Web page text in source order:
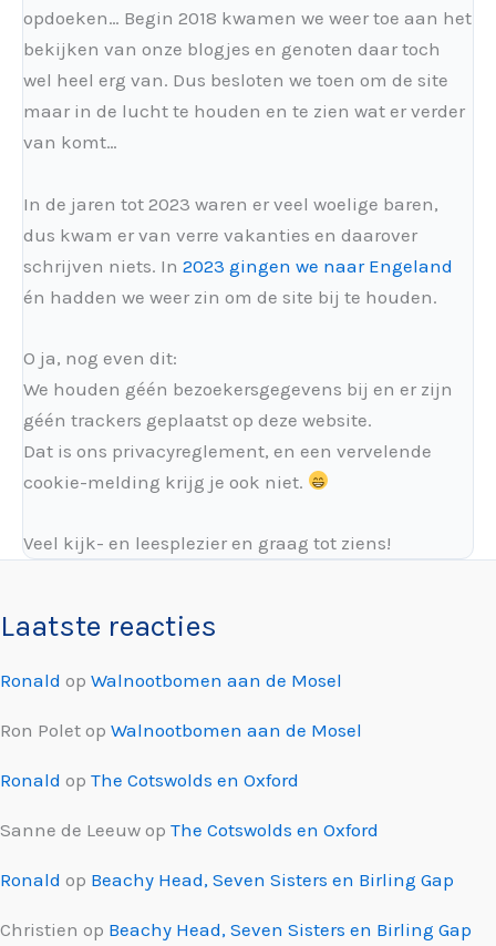
opdoeken… Begin 2018 kwamen we weer toe aan het
bekijken van onze blogjes en genoten daar toch
wel heel erg van. Dus besloten we toen om de site
maar in de lucht te houden en te zien wat er verder
van komt…
In de jaren tot 2023 waren er veel woelige baren,
dus kwam er van verre vakanties en daarover
schrijven niets. In 2023 gingen we naar Engeland
én hadden we weer zin om de site bij te houden.
O ja, nog even dit:
We houden géén bezoekersgegevens bij en er zijn
géén trackers geplaatst op deze website.
Dat is ons privacyreglement, en een vervelende
cookie-melding krijg je ook niet.
Veel kijk- en leesplezier en graag tot ziens!
Laatste reacties
Ronald op Walnootbomen aan de Mosel
Ron Polet op Walnootbomen aan de Mosel
Ronald op The Cotswolds en Oxford
Sanne de Leeuw op The Cotswolds en Oxford
Ronald op Beachy Head, Seven Sisters en Birling Gap
Christien op Beachy Head, Seven Sisters en Birling Gap